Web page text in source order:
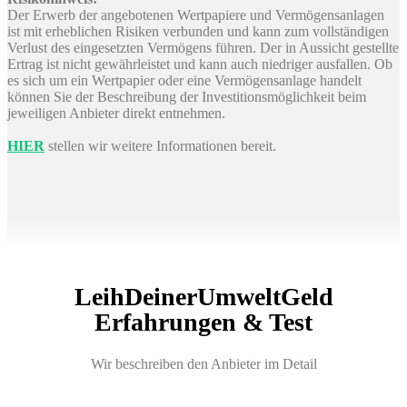
Der Erwerb der angebotenen Wertpapiere und Vermögensanlagen
ist mit erheblichen Risiken verbunden und kann zum vollständigen
Verlust des eingesetzten Vermögens führen. Der in Aussicht gestellte
Ertrag ist nicht gewährleistet und kann auch niedriger ausfallen. Ob
es sich um ein Wertpapier oder eine Vermögensanlage handelt
können Sie der Beschreibung der Investitionsmöglichkeit beim
jeweiligen Anbieter direkt entnehmen.
HIER stellen wir weitere Informationen bereit.
LeihDeinerUmweltGeld
Erfahrungen & Test
Wir beschreiben den Anbieter im Detail